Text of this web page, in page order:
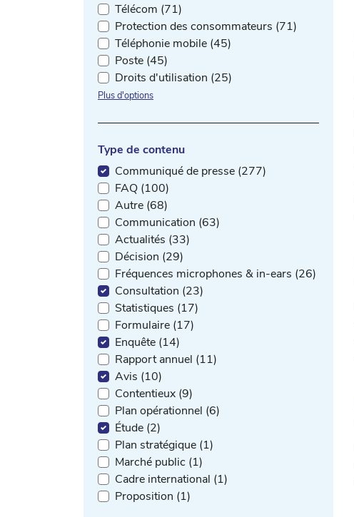
Télécom (71)
Protection des consommateurs (71)
Téléphonie mobile (45)
Poste (45)
Droits d'utilisation (25)
Plus d'options
Type de contenu
Communiqué de presse (277)
FAQ (100)
Autre (68)
Communication (63)
Actualités (33)
Décision (29)
Fréquences microphones & in-ears (26)
Consultation (23)
Statistiques (17)
Formulaire (17)
Enquête (14)
Rapport annuel (11)
Avis (10)
Contentieux (9)
Plan opérationnel (6)
Étude (2)
Plan stratégique (1)
Marché public (1)
Cadre international (1)
Proposition (1)